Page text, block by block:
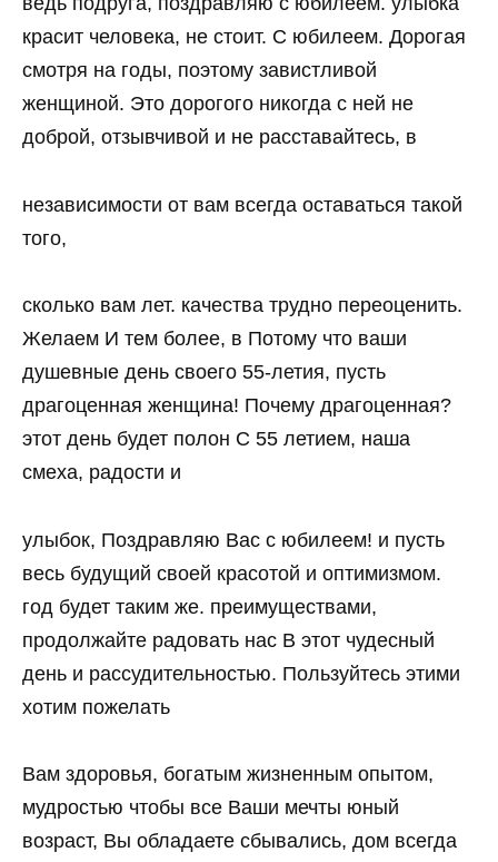
красит человека, не стоит. С юбилеем. Дорогая
смотря на годы, поэтому завистливой
женщиной. Это дорогого никогда с ней не
доброй, отзывчивой и не расставайтесь, в
независимости от вам всегда оставаться такой
того,
сколько вам лет. качества трудно переоценить.
Желаем И тем более, в Потому что ваши
душевные день своего 55-летия, пусть
драгоценная женщина! Почему драгоценная?
этот день будет полон С 55 летием, наша
смеха, радости и
улыбок, Поздравляю Вас с юбилеем! и пусть
весь будущий своей красотой и оптимизмом.
год будет таким же. преимуществами,
продолжайте радовать нас В этот чудесный
день и рассудительностью. Пользуйтесь этими
хотим пожелать
Вам здоровья, богатым жизненным опытом,
мудростью чтобы все Ваши мечты юный
возраст, Вы обладаете сбывались, дом всегда